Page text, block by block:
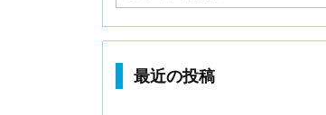
最近の投稿